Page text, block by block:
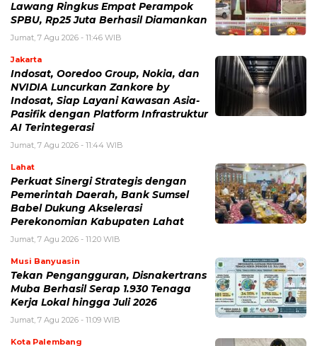
Lawang Ringkus Empat Perampok
SPBU, Rp25 Juta Berhasil Diamankan
Jumat, 7 Agu 2026 - 11:46 WIB
Jakarta
Indosat, Ooredoo Group, Nokia, dan
NVIDIA Luncurkan Zankore by
Indosat, Siap Layani Kawasan Asia-
Pasifik dengan Platform Infrastruktur
AI Terintegerasi
Jumat, 7 Agu 2026 - 11:44 WIB
Lahat
Perkuat Sinergi Strategis dengan
Pemerintah Daerah, Bank Sumsel
Babel Dukung Akselerasi
Perekonomian Kabupaten Lahat
Jumat, 7 Agu 2026 - 11:20 WIB
Musi Banyuasin
Tekan Pengangguran, Disnakertrans
Muba Berhasil Serap 1.930 Tenaga
Kerja Lokal hingga Juli 2026
Jumat, 7 Agu 2026 - 11:09 WIB
Kota Palembang